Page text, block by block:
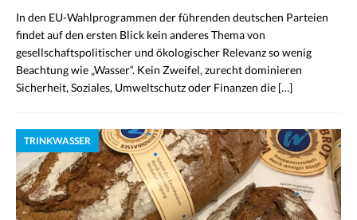
In den EU-Wahlprogrammen der führenden deutschen Parteien
findet auf den ersten Blick kein anderes Thema von
gesellschaftspolitischer und ökologischer Relevanz so wenig
Beachtung wie „Wasser“. Kein Zweifel, zurecht dominieren
Sicherheit, Soziales, Umweltschutz oder Finanzen die […]
TRINKWASSER